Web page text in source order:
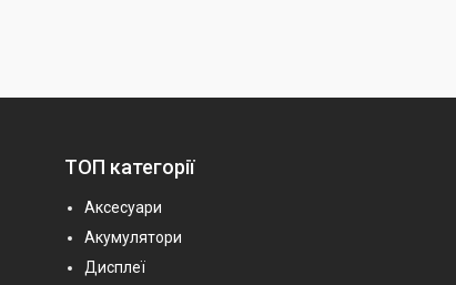
ТОП категорії
Аксесуари
Акумулятори
Дисплеї